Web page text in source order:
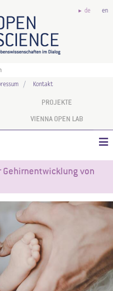
de en
Kontakt
PROJEKTE
VIENNA OPEN LAB
von